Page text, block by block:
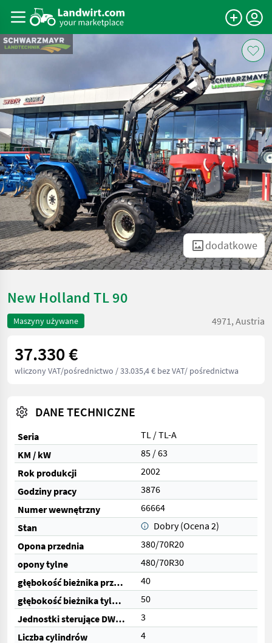
dodatkowe
New Holland TL 90
Maszyny używane 4971, Austria
37.330 €
wliczony VAT/pośrednictwo / 33.035,4 € bez VAT/ pośrednictwa
DANE TECHNICZNE
Seria
TL / TL-A
KM / kW
85 / 63
Rok produkcji
2002
Godziny pracy
3876
Numer wewnętrzny
66664
Stan
Dobry (Ocena 2)
Opona przednia
380/70R20
opony tylne
480/70R30
głębokość bieżnika przednich opon (%)
40
głębokość bieżnika tylnych opon (%)
50
Jednostki sterujące DW (razem)
3
Liczba cylindrów
4